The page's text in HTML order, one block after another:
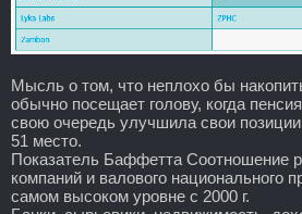
Мысль о том, что неплохо бы
обычно посещает голову, когда
свою очередь улучшила свои позиции
51 место.
Показатель Баффетта Соотношение
компаний и валового национального
самом высоком уровне с 2000 г.